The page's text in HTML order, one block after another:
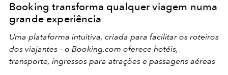
Booking transforma qualquer viagem numa
grande experiência
Uma plataforma intuitiva, criada para facilitar os roteiros
dos viajantes – o Booking.com oferece hotéis,
transporte, ingressos para atrações e passagens aéreas